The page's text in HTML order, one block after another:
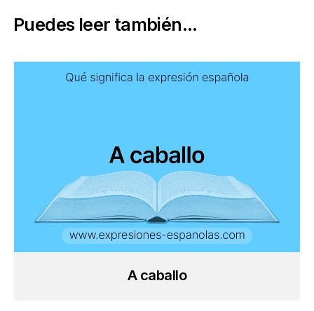
Puedes leer también...
A caballo